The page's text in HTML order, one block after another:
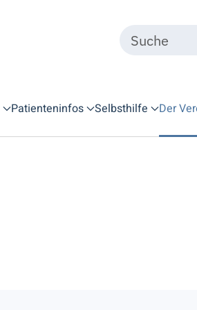
Patienteninfos Selbsthilfe Der